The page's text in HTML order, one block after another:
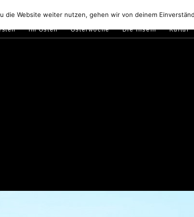
Orosei Im Norden Im Süden Gallura Murales
Im Osten Osterwoche Die Inseln Kultur
die Website weiter nutzen, gehen wir von deinem